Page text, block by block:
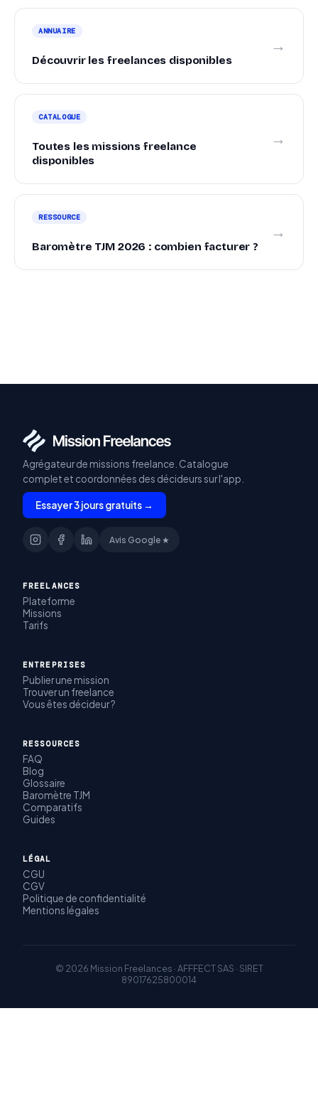
ANNUAIRE
Découvrir les freelances disponibles
→
CATALOGUE
Toutes les missions freelance
disponibles
→
RESSOURCE
Baromètre TJM 2026 : combien facturer ?
→
Agrégateur de missions freelance. Catalogue
complet et coordonnées des décideurs sur l'app.
Essayer 3 jours gratuits →
Avis Google ★
FREELANCES
Plateforme
Missions
Tarifs
ENTREPRISES
Publier une mission
Trouver un freelance
Vous êtes décideur ?
RESSOURCES
FAQ
Blog
Glossaire
Baromètre TJM
Comparatifs
Guides
LÉGAL
CGU
CGV
Politique de confidentialité
Mentions légales
© 2026 Mission Freelances · AFFFECT SAS · SIRET
89017625800014